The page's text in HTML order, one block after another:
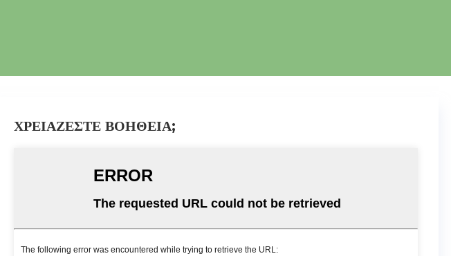
ΧΡΕΙΑΖΕΣΤΕ ΒΟΗΘΕΙΑ;